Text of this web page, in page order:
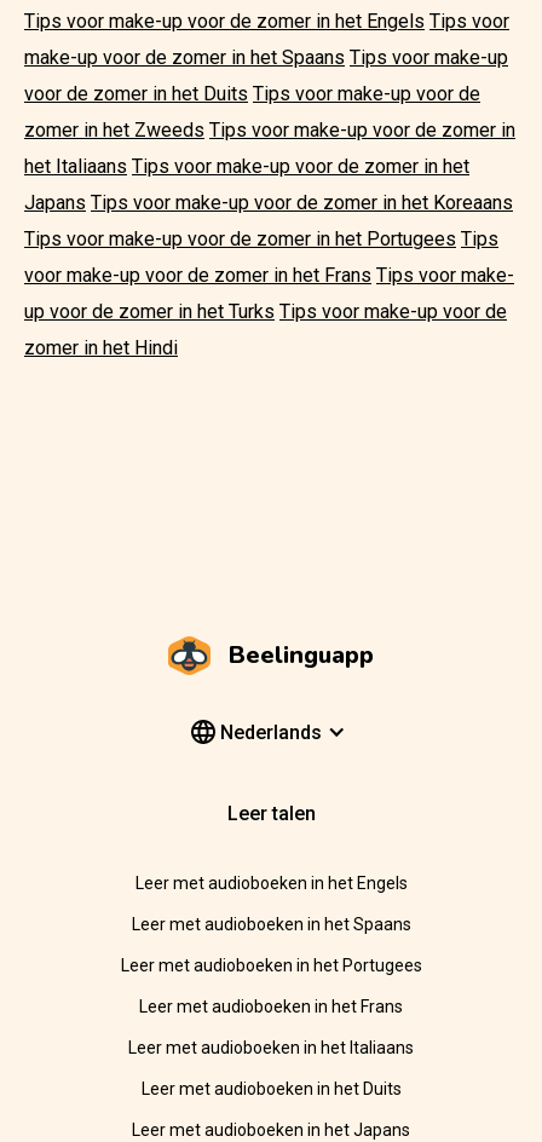
Tips voor make-up voor de zomer in het Engels Tips voor
make-up voor de zomer in het Spaans Tips voor make-up
voor de zomer in het Duits Tips voor make-up voor de
zomer in het Zweeds Tips voor make-up voor de zomer in
het Italiaans Tips voor make-up voor de zomer in het
Japans Tips voor make-up voor de zomer in het Koreaans
Tips voor make-up voor de zomer in het Portugees Tips
voor make-up voor de zomer in het Frans Tips voor make-
up voor de zomer in het Turks Tips voor make-up voor de
zomer in het Hindi
Beelinguapp
Nederlands
Leer talen
Leer met audioboeken in het Engels
Leer met audioboeken in het Spaans
Leer met audioboeken in het Portugees
Leer met audioboeken in het Frans
Leer met audioboeken in het Italiaans
Leer met audioboeken in het Duits
Leer met audioboeken in het Japans